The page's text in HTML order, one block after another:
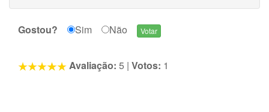
Gostou? Sim Não
Avaliação: 5 | Votos: 1